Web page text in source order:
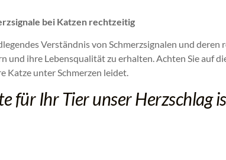
bei Katzen rechtzeitig
Verständnis von Schmerzsignalen und deren
und ihre Lebensqualität zu erhalten. Achten Sie auf
Katze unter Schmerzen leidet.
für Ihr Tier unser Herzschlag